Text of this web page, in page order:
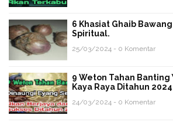
6 Khasiat Ghaib
Spiritual.
25/03/2024 - 0 Komentar
9 Weton Tahan Banting
Kaya Raya Ditahun
24/03/2024 - 0 Komentar